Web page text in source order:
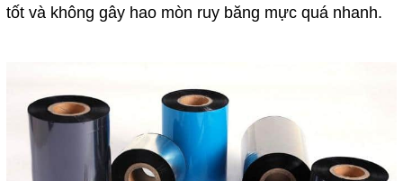
tốt và không gây hao mòn ruy băng mực quá nhanh.